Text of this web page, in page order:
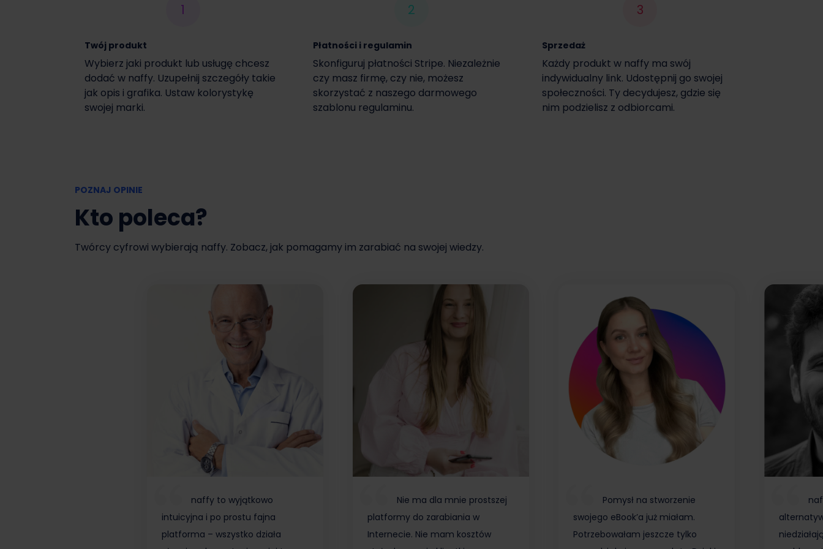
Włącz czasową promocję
1
Twój produkt
Wybierz jaki produkt lub usługę chcesz
dodać w naffy. Uzupełnij szczegóły takie
jak opis i grafika. Ustaw kolorystykę
swojej marki.
2
Płatności i regulamin
Skonfiguruj płatności Stripe. Niezależnie
czy masz firmę, czy nie, możesz
skorzystać z naszego darmowego
szablonu regulaminu.
3
Sprzedaż
Każdy produkt w naffy ma swój
indywidualny link. Udostępnij go swojej
społeczności. Ty decydujesz, gdzie się
nim podzielisz z odbiorcami.
POZNAJ OPINIE
Kto poleca?
Twórcy cyfrowi wybierają naffy. Zobacz, jak pomagamy im zarabiać na swojej wiedzy.
naffy to wyjątkowo
intuicyjna i po prostu fajna
platforma – wszystko działa
Nie ma dla mnie prostszej
platformy do zarabiania w
Internecie. Nie mam kosztów
Pomysł na stworzenie
swojego eBook’a już miałam.
Potrzebowałam jeszcze tylko